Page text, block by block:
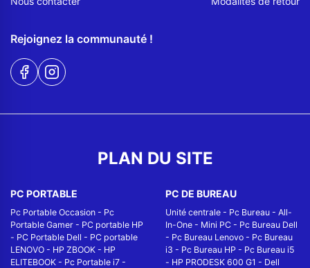
Rejoignez la communauté !
PLAN DU SITE
PC PORTABLE
Pc Portable Occasion - Pc
Portable Gamer - PC portable HP
- PC Portable Dell - PC portable
LENOVO - HP ZBOOK - HP
ELITEBOOK - Pc Portable i7 -
PC DE BUREAU
Unité centrale - Pc Bureau - All-
In-One - Mini PC - Pc Bureau Dell
- Pc Bureau Lenovo - Pc Bureau
i3 - Pc Bureau HP - Pc Bureau i5
- HP PRODESK 600 G1 - Dell